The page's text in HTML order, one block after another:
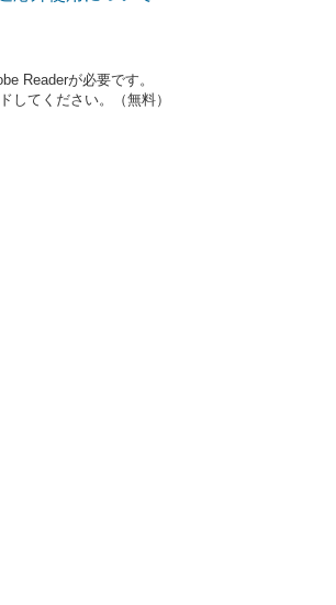
Readerが必要です。
してください。（無料）